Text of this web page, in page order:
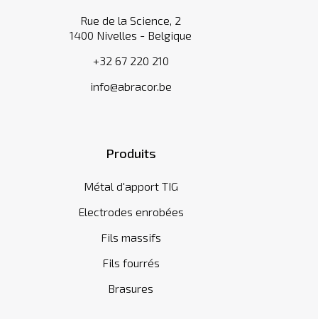
Rue de la Science, 2
1400 Nivelles - Belgique
+32 67 220 210
info@abracor.be
Produits
Métal d'apport TIG
Electrodes enrobées
Fils massifs
Fils fourrés
Brasures